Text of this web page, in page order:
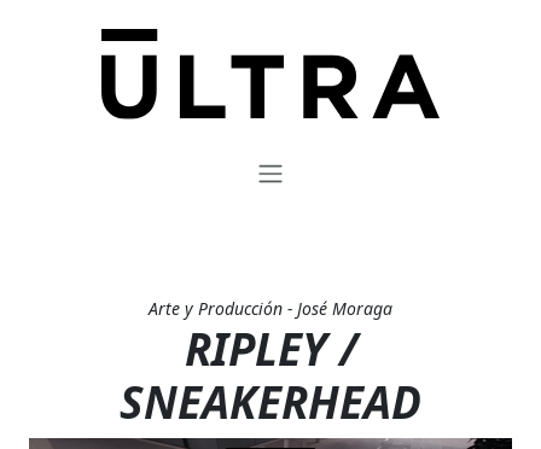
Arte y Producción - José Moraga
RIPLEY /
SNEAKERHEAD